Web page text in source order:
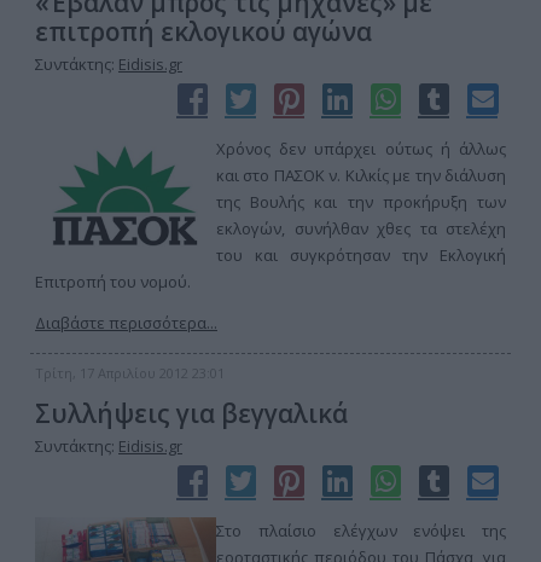
επιτροπή εκλογικού αγώνα
Συντάκτης: Eidisis.gr
Χρόνος δεν υπάρχει ούτως ή άλλως
και στο ΠΑΣΟΚ ν. Κιλκίς με την διάλυση
της Βουλής και την προκήρυξη των
εκλογών, συνήλθαν χθες τα στελέχη
του και συγκρότησαν την Εκλογική
Επιτροπή του νομού.
Διαβάστε περισσότερα...
Τρίτη, 17 Απριλίου 2012 23:01
Συλλήψεις για βεγγαλικά
Συντάκτης: Eidisis.gr
Στο πλαίσιο ελέγχων ενόψει της
εορταστικής περιόδου του Πάσχα, για